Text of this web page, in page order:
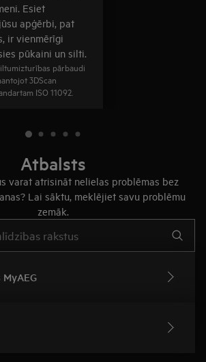
Esiet
apģērbi, pat
ir vienmērīgi
pūkaini un silti.
pārbaudi
3DScan
ISO 11092.
Atbalsts
varat atrisināt nelielas problēmas bez
Lai sāktu, meklējiet savu problēmu
zemāk.